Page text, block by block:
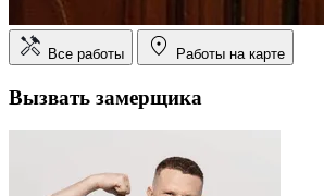
Все работы Работы на карте
Вызвать замерщика